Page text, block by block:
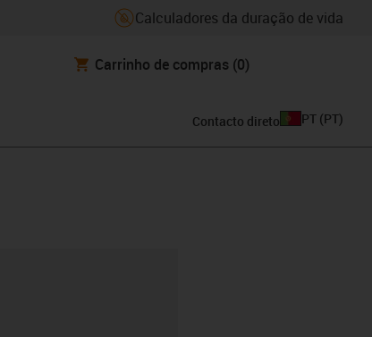
Calculadores da duração de vida
Carrinho de compras (0)
Contacto direto PT (PT)